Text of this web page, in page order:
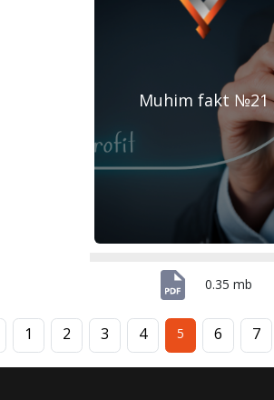
Muhim fakt №21
0.35 mb
1 2 3 4 5 6 7